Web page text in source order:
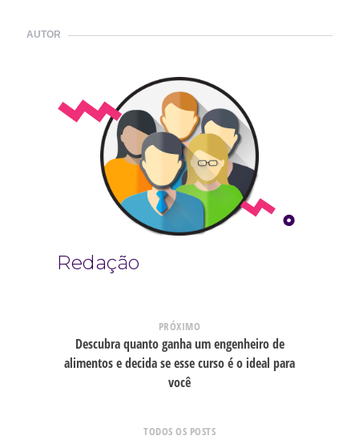
AUTOR
Redação
PRÓXIMO
Descubra quanto ganha um engenheiro de
alimentos e decida se esse curso é o ideal para
você
TODOS OS POSTS